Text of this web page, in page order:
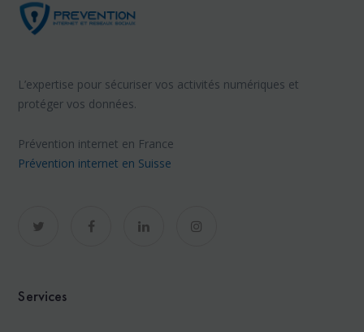
L’expertise pour sécuriser vos activités numériques et
protéger vos données.
Prévention internet en France
Prévention internet en Suisse
Services